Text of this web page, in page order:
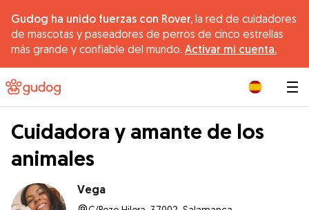
Gudog ha unido fuerzas con Rover, la red de cuidadores
de mascotas y paseadores de perros de cinco estrellas
más grande y confiable del mundo. Activar mi cuenta.
Cuidadora y amante de los
animales
Vega